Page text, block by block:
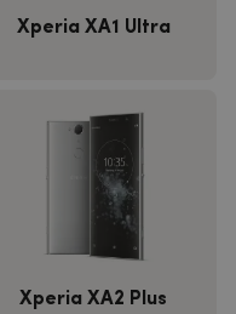
Xperia XA1 Ultra
Xperia XA2 Plus